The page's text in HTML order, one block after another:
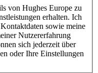
von Hughes Europe zu
erhalten. Ich
sowie meine
Nutzererfahrung
sich jederzeit über
oder Ihre Einstellungen